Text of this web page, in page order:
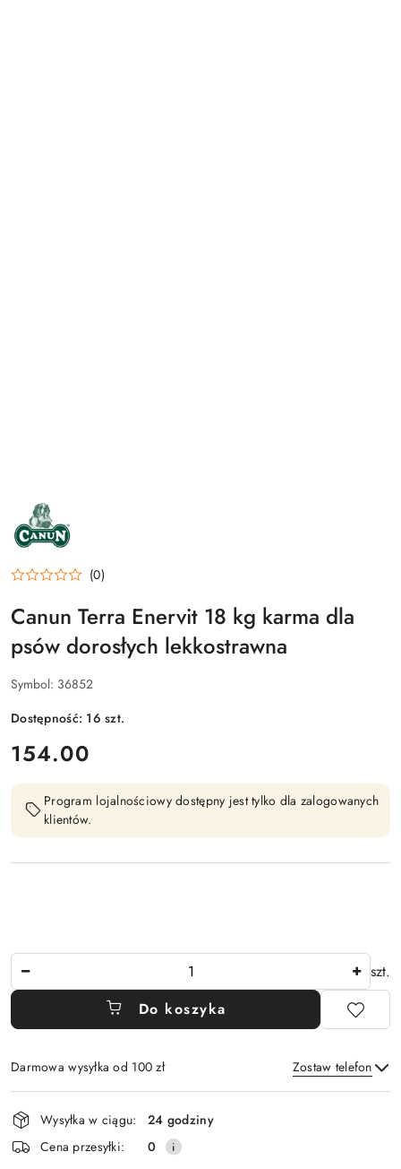
NAZWA
PRODUCENTA:
CANUN
(0)
Canun Terra Enervit 18 kg karma dla
psów dorosłych lekkostrawna
Symbol: 36852
Dostępność: 16szt.
cena:
154.00
Program lojalnościowy dostępny jest tylko dla zalogowanych
klientów.
szt.
Do koszyka
Darmowa wysyłka od 100 zł Zostaw telefon
Wyślij
Dostępność
i
dostawa
Wysyłka w ciągu:
24 godziny
Cena przesyłki:
0